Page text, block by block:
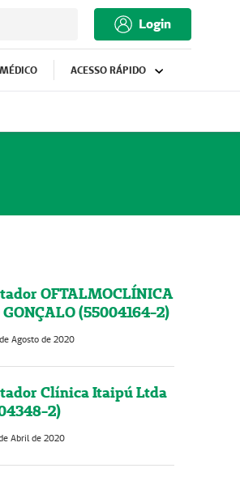
Login
ACESSO RÁPIDO
OFTALMOCLÍNICA
GONÇALO (55004164-2)
Agosto de 2020
Clínica Itaipú Ltda
2)
Abril de 2020